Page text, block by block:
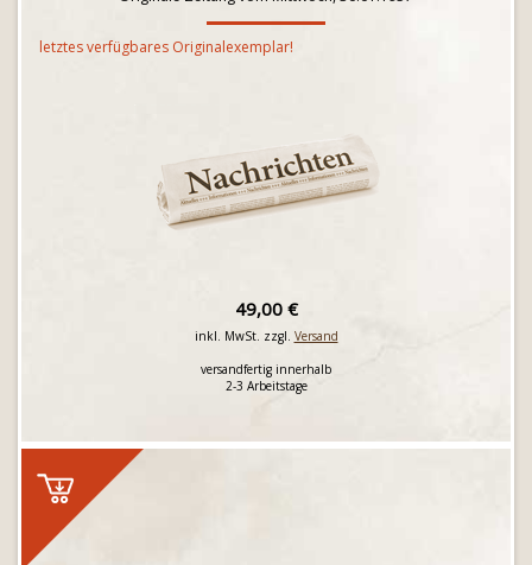
letztes verfügbares Originalexemplar!
49,00 €
inkl. MwSt. zzgl. Versand
versandfertig innerhalb
2-3 Arbeitstage